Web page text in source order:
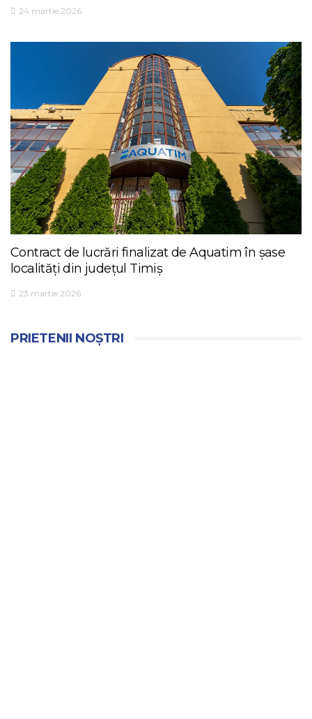
24 martie 2026
Contract de lucrări finalizat de Aquatim în șase
localități din județul Timiș
23 martie 2026
PRIETENII NOȘTRI